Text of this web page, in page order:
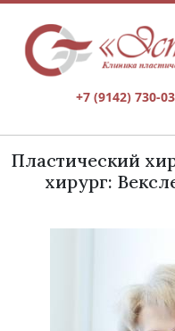
+7 (9142) 730-
Пластический
хирург: